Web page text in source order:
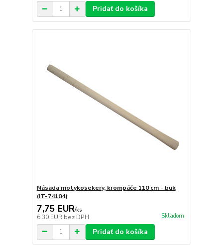
Pridať do košíka
Násada motykosekery, krompáče 110 cm - buk
(IT-74104)
7,75 EUR/ks
6,30 EUR bez DPH Skladom
Pridať do košíka